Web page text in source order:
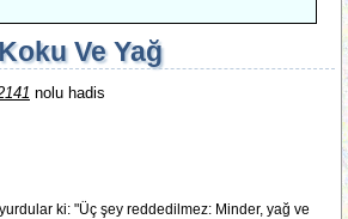
Koku Ve Yağ
nolu hadis
ki: "Üç şey reddedilmez: Minder, yağ ve